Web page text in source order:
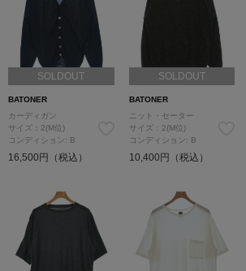
SOLDOUT
BATONER
カーディガン
サイズ：2(M位)
コンディション: B
16,500円（税込）
SOLDOUT
BATONER
ニット・セーター
サイズ：2(M位)
コンディション: B
10,400円（税込）